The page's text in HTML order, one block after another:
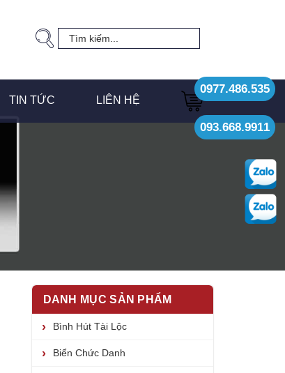
TIN TỨC LIÊN HỆ
0977.486.535
093.668.9911
DANH MỤC SẢN PHẨM
Bình Hút Tài Lộc
Biển Chức Danh